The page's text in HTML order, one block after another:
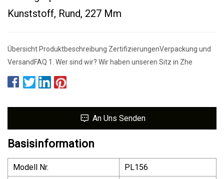
Kunststoff, Rund, 227 Mm
Übersicht Produktbeschreibung ZertifizierungenVerpackung und
VersandFAQ 1. Wer sind wir? Wir haben unseren Sitz in Zhe
An Uns Senden
Basisinformation
Modell Nr.
PL156